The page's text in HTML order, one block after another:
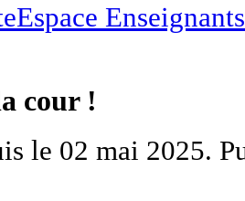
Espace Enseignants
cour !
le 02 mai 2025.